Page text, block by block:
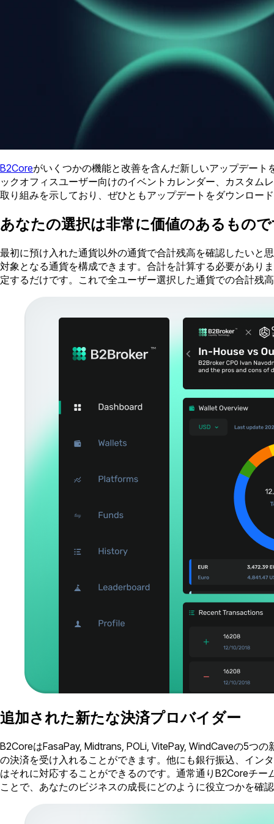
B2Coreがいくつかの機能と改善を含んだ新しいアップデー
ックオフィスユーザー向けのイベントカレンダー、カスタム
取り組みを示しており、ぜひともアップデートをダウンロー
あなたの選択は非常に価値のあるもの
最初に預け入れた通貨以外の通貨で合計残高を確認したいと
対象となる通貨を構成できます。合計を計算する必要があり
定するだけです。これで全ユーザー選択した通貨での合計残
追加された新たな決済プロバイダー
B2CoreはFasaPay, Midtrans, POLi, VitePay, WindCaveの5つ
の決済を受け入れることができます。他にも銀行振込、イン
はそれに対応することができるのです。通常通りB2Coreチ
ことで、あなたのビジネスの成長にどのように役立つかを確